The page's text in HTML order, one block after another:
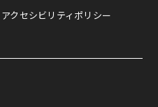
アクセシビリティポリシー